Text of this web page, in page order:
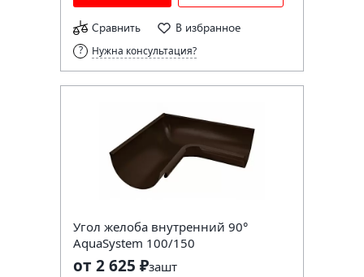
Сравнить В избранное
Нужна консультация?
Угол желоба внутренний 90°
AquaSystem 100/150
от 2 625 ₽зашт